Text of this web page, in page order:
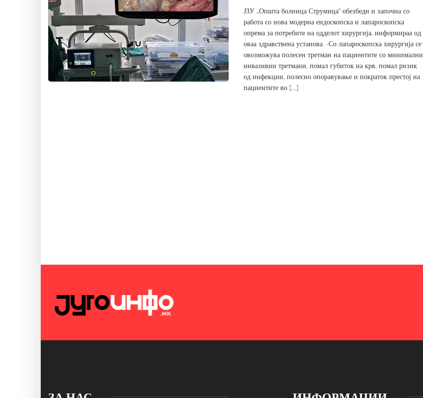
ЈЗУ „Општа болница Струмица“ обезбеди и започна со
работа со нова модерна ендоскопска и лапароскопска
опрема за потребите на одделот хирургија, информираа од
оваа здравствена установа. -Со лапароскопска хирургија се
овозможува полесен третман на пациентите со минимални
инвазивни третмани, помал губиток на крв, помал ризик
од инфекции, полесно опоравување и пократок престој на
пациентите во […]